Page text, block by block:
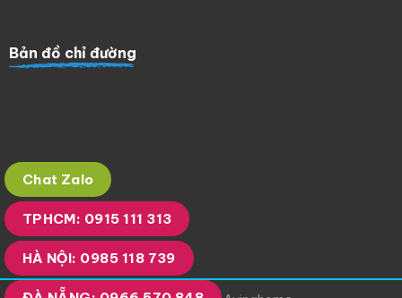
Bản đồ chỉ đường
Chat Zalo
TPHCM: 0915 111 313
HÀ NỘI: 0985 118 739